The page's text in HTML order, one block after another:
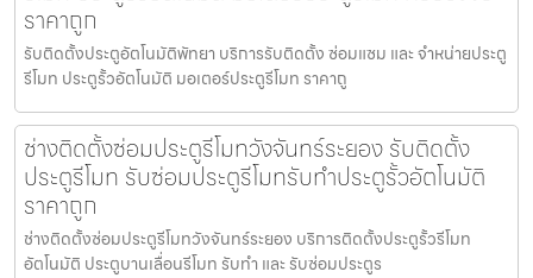
ราคาถูก
รับติดตั้งประตูอัตโนมัติพัทยา บริการรับติดตั้ง ซ่อมแซม และ จำหน่ายประตู
รีโมท ประตูรั้วอัตโนมัติ มอเตอร์ประตูรีโมท ราคาถู
ช่างติดตั้งซ่อมประตูรีโมทวังจันทร์ระยอง รับติดตั้ง
ประตูรีโมท รับซ่อมประตูรีโมทรับทำประตูรั้วอัตโนมัติ
ราคาถูก
ช่างติดตั้งซ่อมประตูรีโมทวังจันทร์ระยอง บริการติดตั้งประตูรั้วรีโมท
อัตโนมัติ ประตูบานเลื่อนรีโมท รับทำ และ รับซ่อมประตูร